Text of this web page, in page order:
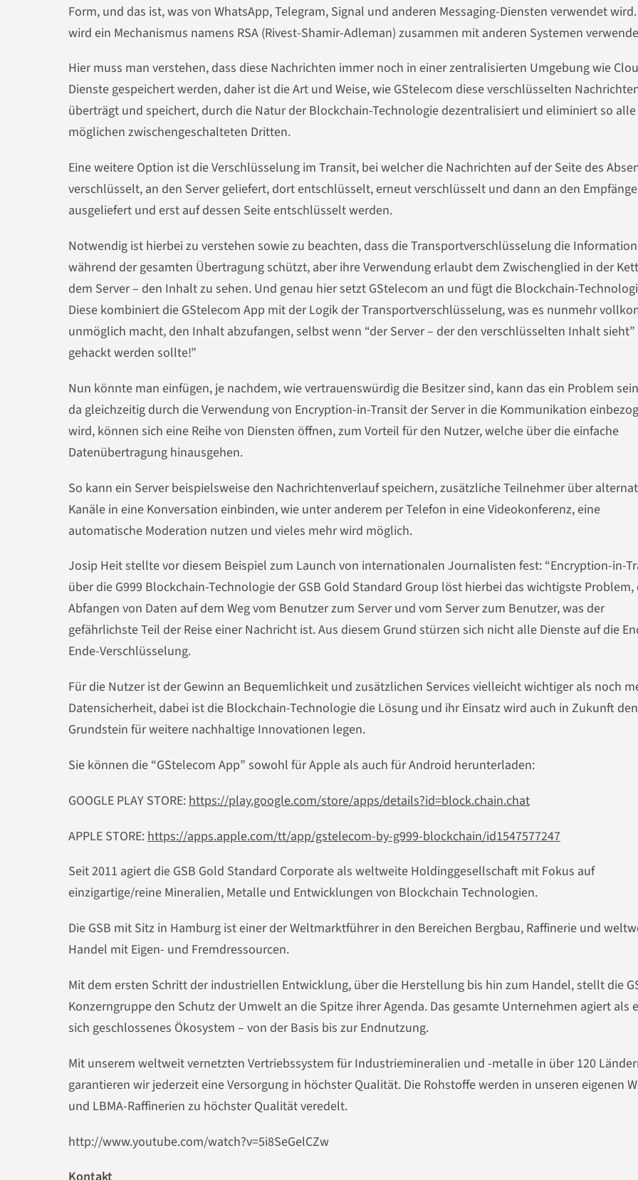
Form, und das ist, was von WhatsApp, Telegram, Signal und anderen Messaging-Diensten verwendet
wird ein Mechanismus namens RSA (Rivest-Shamir-Adleman) zusammen mit anderen Systemen
Hier muss man verstehen, dass diese Nachrichten immer noch in einer zentralisierten Umgebung wie
Dienste gespeichert werden, daher ist die Art und Weise, wie GStelecom diese verschlüsselten
überträgt und speichert, durch die Natur der Blockchain-Technologie dezentralisiert und eliminiert so alle
möglichen zwischengeschalteten Dritten.
Eine weitere Option ist die Verschlüsselung im Transit, bei welcher die Nachrichten auf der Seite des
verschlüsselt, an den Server geliefert, dort entschlüsselt, erneut verschlüsselt und dann an den
ausgeliefert und erst auf dessen Seite entschlüsselt werden.
Notwendig ist hierbei zu verstehen sowie zu beachten, dass die Transportverschlüsselung die
während der gesamten Übertragung schützt, aber ihre Verwendung erlaubt dem Zwischenglied in der
dem Server – den Inhalt zu sehen. Und genau hier setzt GStelecom an und fügt die Blockchain-
Diese kombiniert die GStelecom App mit der Logik der Transportverschlüsselung, was es nunmehr
unmöglich macht, den Inhalt abzufangen, selbst wenn “der Server – der den verschlüsselten Inhalt sieht”
gehackt werden sollte!”
Nun könnte man einfügen, je nachdem, wie vertrauenswürdig die Besitzer sind, kann das ein Problem
da gleichzeitig durch die Verwendung von Encryption-in-Transit der Server in die Kommunikation
wird, können sich eine Reihe von Diensten öffnen, zum Vorteil für den Nutzer, welche über die einfache
Datenübertragung hinausgehen.
So kann ein Server beispielsweise den Nachrichtenverlauf speichern, zusätzliche Teilnehmer über
Kanäle in eine Konversation einbinden, wie unter anderem per Telefon in eine Videokonferenz, eine
automatische Moderation nutzen und vieles mehr wird möglich.
Josip Heit stellte vor diesem Beispiel zum Launch von internationalen Journalisten fest: “Encryption-in-
über die G999 Blockchain-Technologie der GSB Gold Standard Group löst hierbei das wichtigste Problem,
Abfangen von Daten auf dem Weg vom Benutzer zum Server und vom Server zum Benutzer, was der
gefährlichste Teil der Reise einer Nachricht ist. Aus diesem Grund stürzen sich nicht alle Dienste auf die
Ende-Verschlüsselung.
Für die Nutzer ist der Gewinn an Bequemlichkeit und zusätzlichen Services vielleicht wichtiger als noch
Datensicherheit, dabei ist die Blockchain-Technologie die Lösung und ihr Einsatz wird auch in Zukunft den
Grundstein für weitere nachhaltige Innovationen legen.
Sie können die “GStelecom App” sowohl für Apple als auch für Android herunterladen:
GOOGLE PLAY STORE: https://play.google.com/store/apps/details?id=block.chain.chat
APPLE STORE: https://apps.apple.com/tt/app/gstelecom-by-g999-blockchain/id1547577247
Seit 2011 agiert die GSB Gold Standard Corporate als weltweite Holdinggesellschaft mit Fokus auf
einzigartige/reine Mineralien, Metalle und Entwicklungen von Blockchain Technologien.
Die GSB mit Sitz in Hamburg ist einer der Weltmarktführer in den Bereichen Bergbau, Raffinerie und
Handel mit Eigen- und Fremdressourcen.
Mit dem ersten Schritt der industriellen Entwicklung, über die Herstellung bis hin zum Handel, stellt die
Konzerngruppe den Schutz der Umwelt an die Spitze ihrer Agenda. Das gesamte Unternehmen agiert als
sich geschlossenes Ökosystem – von der Basis bis zur Endnutzung.
Mit unserem weltweit vernetzten Vertriebssystem für Industriemineralien und -metalle in über 120
garantieren wir jederzeit eine Versorgung in höchster Qualität. Die Rohstoffe werden in unseren eigenen
und LBMA-Raffinerien zu höchster Qualität veredelt.
http://www.youtube.com/watch?v=5i8SeGelCZw